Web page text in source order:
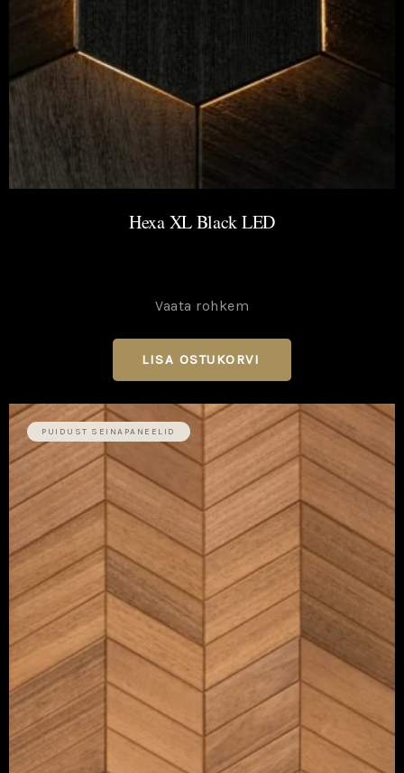
Hexa XL Black LED
LISA OSTUKORVI
Vaata rohkem
PUIDUST SEINAPANEELID